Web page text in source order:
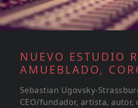
NUEVO ESTUDIO
AMUEBLADO,
Sebastian Ugovsky-
CEO/fundador, artista,